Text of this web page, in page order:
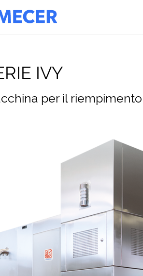
IVY
per il